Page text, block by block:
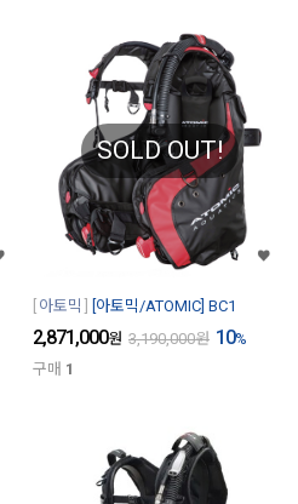
SOLD OUT!
아토믹 [아토믹/ATOMIC] BC1
2,871,000원 3,190,000원 10%
구매 1